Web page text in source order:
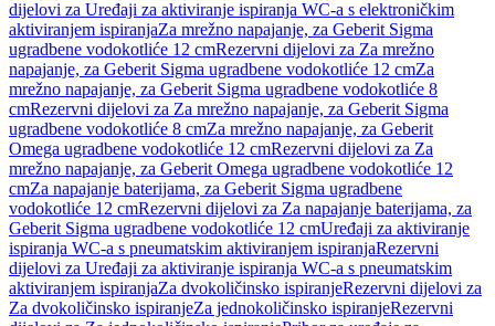
dijelovi za Uređaji za aktiviranje ispiranja WC-a s elektroničkim
aktiviranjem ispiranjaZa mrežno napajanje, za Geberit Sigma
ugradbene vodokotliće 12 cmRezervni dijelovi za Za mrežno
napajanje, za Geberit Sigma ugradbene vodokotliće 12 cmZa
mrežno napajanje, za Geberit Sigma ugradbene vodokotliće 8
cmRezervni dijelovi za Za mrežno napajanje, za Geberit Sigma
ugradbene vodokotliće 8 cmZa mrežno napajanje, za Geberit
Omega ugradbene vodokotliće 12 cmRezervni dijelovi za Za
mrežno napajanje, za Geberit Omega ugradbene vodokotliće 12
cmZa napajanje baterijama, za Geberit Sigma ugradbene
vodokotliće 12 cmRezervni dijelovi za Za napajanje baterijama, za
Geberit Sigma ugradbene vodokotliće 12 cmUređaji za aktiviranje
ispiranja WC-a s pneumatskim aktiviranjem ispiranjaRezervni
dijelovi za Uređaji za aktiviranje ispiranja WC-a s pneumatskim
aktiviranjem ispiranjaZa dvokoličinsko ispiranjeRezervni dijelovi za
Za dvokoličinsko ispiranjeZa jednokoličinsko ispiranjeRezervni